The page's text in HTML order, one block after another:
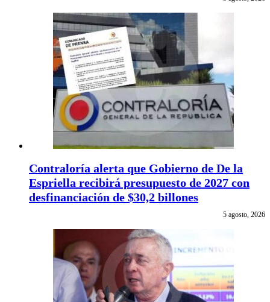
Contraloría alerta que Gobierno de De la
Espriella recibirá presupuesto de 2027 con
desfinanciación de $30,2 billones
5 agosto, 2026